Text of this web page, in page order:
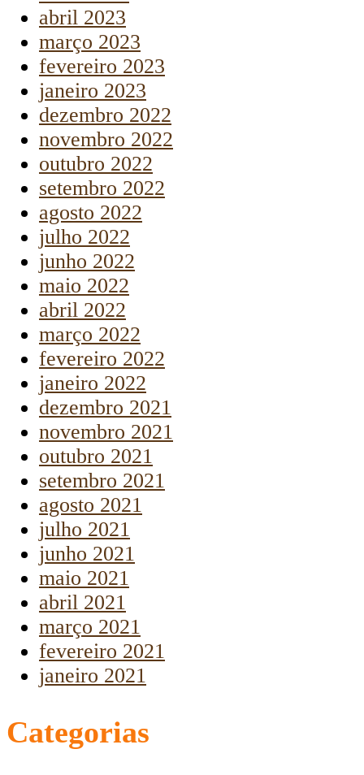
abril 2023
março 2023
fevereiro 2023
janeiro 2023
dezembro 2022
novembro 2022
outubro 2022
setembro 2022
agosto 2022
julho 2022
junho 2022
maio 2022
abril 2022
março 2022
fevereiro 2022
janeiro 2022
dezembro 2021
novembro 2021
outubro 2021
setembro 2021
agosto 2021
julho 2021
junho 2021
maio 2021
abril 2021
março 2021
fevereiro 2021
janeiro 2021
Categorias